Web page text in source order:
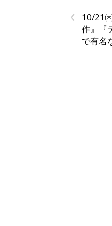
‹
10/21
作』『
で有名